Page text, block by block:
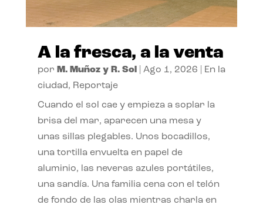
A la fresca, a la venta
por M. Muñoz y R. Sol| Ago 1, 2026
En la
ciudad, Reportaje
Cuando el sol cae y empieza a soplar la
brisa del mar, aparecen una mesa y
unas sillas plegables. Unos bocadillos,
una tortilla envuelta en papel de
aluminio, las neveras azules portátiles,
una sandía. Una familia cena con el telón
de fondo de las olas mientras charla en